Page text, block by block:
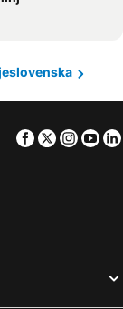
Facebook
Twitter